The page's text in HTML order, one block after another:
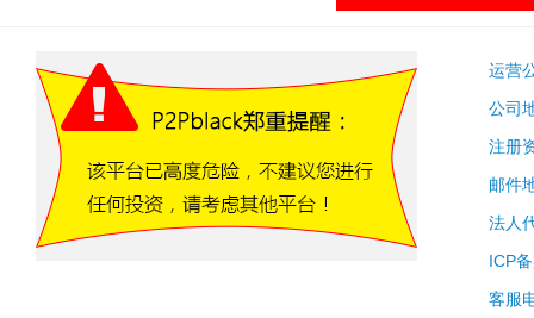
运营
公司
注册
邮件
法人
ICP
客服